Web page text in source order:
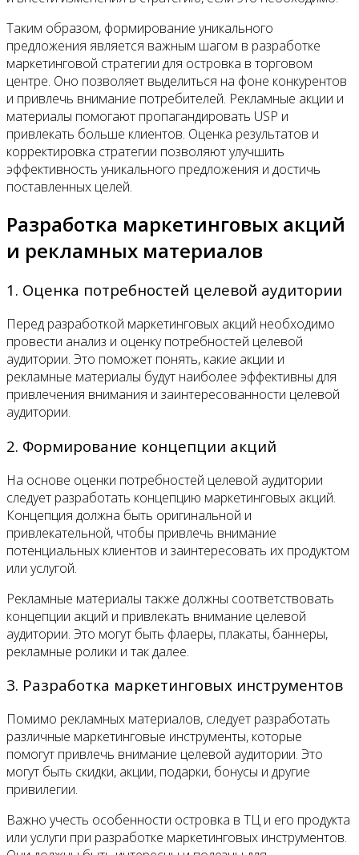
Таким образом, формирование уникального
предложения является важным шагом в разработке
маркетинговой стратегии для островка в торговом
центре. Оно позволяет выделиться на фоне конкурентов
и привлечь внимание потребителей. Рекламные акции и
материалы помогают пропагандировать USP и
привлекать больше клиентов. Оценка результатов и
корректировка стратегии позволяют улучшить
эффективность уникального предложения и достичь
поставленных целей.
Разработка маркетинговых акций
и рекламных материалов
1. Оценка потребностей целевой аудитории
Перед разработкой маркетинговых акций необходимо
провести анализ и оценку потребностей целевой
аудитории. Это поможет понять, какие акции и
рекламные материалы будут наиболее эффективны для
привлечения внимания и заинтересованности целевой
аудитории.
2. Формирование концепции акций
На основе оценки потребностей целевой аудитории
следует разработать концепцию маркетинговых акций.
Концепция должна быть оригинальной и
привлекательной, чтобы привлечь внимание
потенциальных клиентов и заинтересовать их продуктом
или услугой.
Рекламные материалы также должны соответствовать
концепции акций и привлекать внимание целевой
аудитории. Это могут быть флаеры, плакаты, баннеры,
рекламные ролики и так далее.
3. Разработка маркетинговых инструментов
Помимо рекламных материалов, следует разработать
различные маркетинговые инструменты, которые
помогут привлечь внимание целевой аудитории. Это
могут быть скидки, акции, подарки, бонусы и другие
привилегии.
Важно учесть особенности островка в ТЦ и его продукта
или услуги при разработке маркетинговых инструментов.